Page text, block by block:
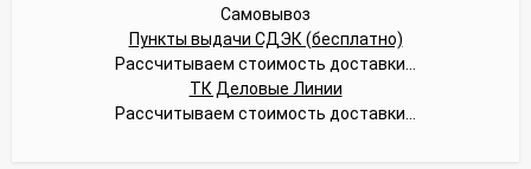
Самовывоз
Пункты выдачи СДЭК (бесплатно)
Рассчитываем стоимость доставки...
ТК Деловые Линии
Рассчитываем стоимость доставки...